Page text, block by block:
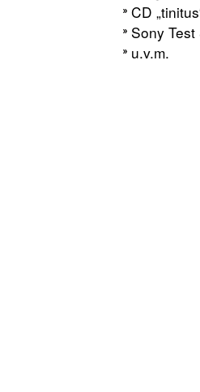
CD
Sony
u.v.m.